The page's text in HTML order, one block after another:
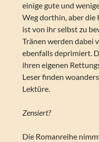
einige gute und
Weg dorthin, aber die
ist von ihr selbst zu
Tränen werden dabei
ebenfalls deprimiert.
ihren eigenen
Leser finden
Lektüre.
Zensiert?
Die Romanreihe